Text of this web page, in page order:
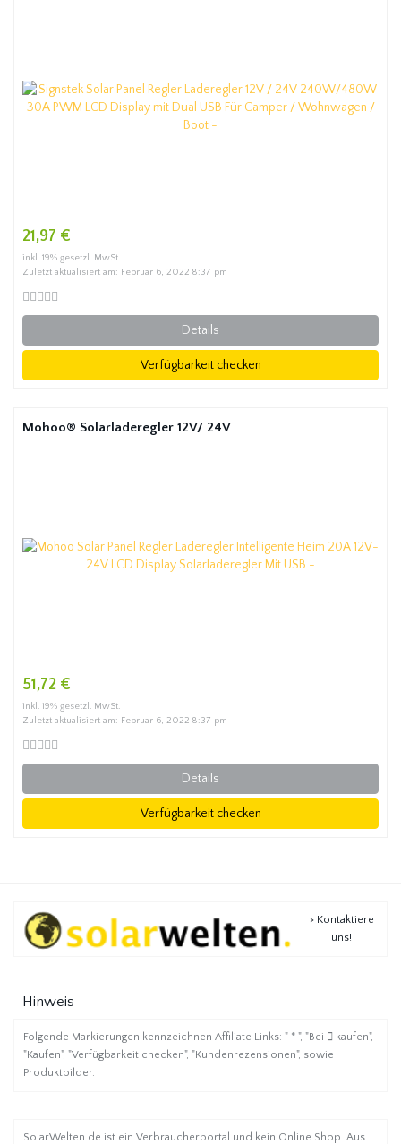
21,97 €
inkl. 19% gesetzl. MwSt.
Zuletzt aktualisiert am: Februar 6, 2022 8:37 pm
Details
Verfügbarkeit checken
Mohoo® Solarladeregler 12V/ 24V
51,72 €
inkl. 19% gesetzl. MwSt.
Zuletzt aktualisiert am: Februar 6, 2022 8:37 pm
Details
Verfügbarkeit checken
> Kontaktiere
uns!
Hinweis
Folgende Markierungen kennzeichnen Affiliate Links: " * ", "Bei
kaufen",
"Kaufen", "Verfügbarkeit checken", "Kundenrezensionen", sowie
Produktbilder.
SolarWelten.de ist ein Verbraucherportal und kein Online Shop. Aus